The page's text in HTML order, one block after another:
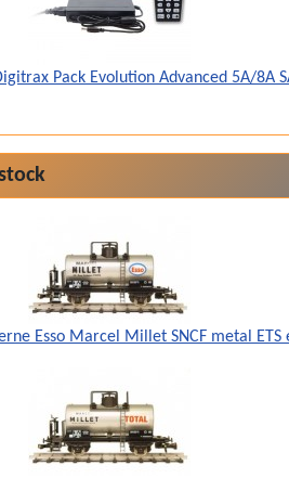
Pack Evolution Advanced 5A/8A
Esso Marcel Millet SNCF metal ETS